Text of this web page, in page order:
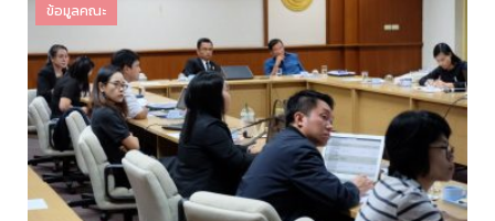
ข้อมูลคณะ